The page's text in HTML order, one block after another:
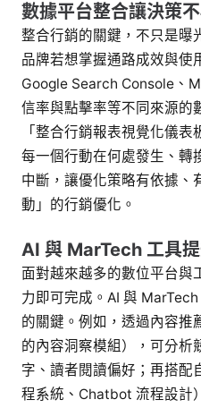
數據平台整合讓決策
整合行銷的關鍵，不只是曝
品牌若想掌握通路成效與使
Google Search Console、
信率與點擊率等不同來源的
「整合行銷報表視覺化儀
每一個行動在何處發生、轉
中斷，讓優化策略有依據、
動」的行銷優化。
AI 與 MarTech 工具
面對越來越多的數位平台與
力即可完成。AI 與
的關鍵。例如，透過內容推
的內容洞察模組），可分析
字、讀者閱讀偏好；再搭配
程系統、Chatbot 流程設計